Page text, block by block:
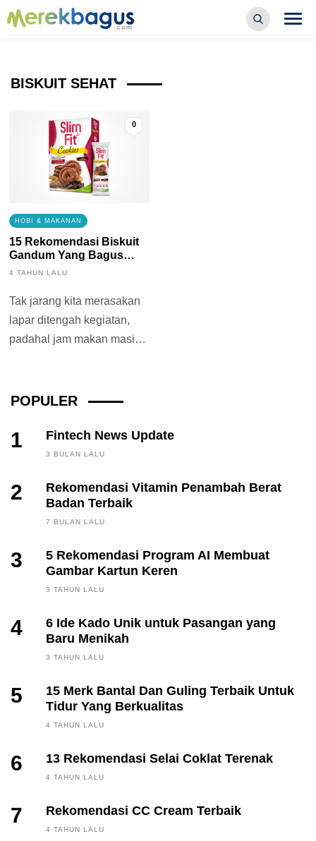
BISKUIT SEHAT
0
HOBI & MAKANAN
15 Rekomendasi Biskuit
Gandum Yang Bagus
Untuk Diet
4 TAHUN LALU
Tak jarang kita merasakan
lapar ditengah kegiatan,
padahal jam makan masih
POPULER
1 Fintech News Update
3 BULAN LALU
2
Rekomendasi Vitamin Penambah Berat
Badan Terbaik
7 BULAN LALU
3
5 Rekomendasi Program AI Membuat
Gambar Kartun Keren
3 TAHUN LALU
4
6 Ide Kado Unik untuk Pasangan yang
Baru Menikah
3 TAHUN LALU
5
15 Merk Bantal Dan Guling Terbaik Untuk
Tidur Yang Berkualitas
4 TAHUN LALU
6 13 Rekomendasi Selai Coklat Terenak
4 TAHUN LALU
7 Rekomendasi CC Cream Terbaik
4 TAHUN LALU